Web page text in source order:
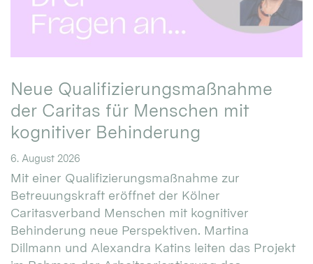
Neue Qualifizierungsmaßnahme
der Caritas für Menschen mit
kognitiver Behinderung
6. August 2026
Mit einer Qualifizierungsmaßnahme zur
Betreuungskraft eröffnet der Kölner
Caritasverband Menschen mit kognitiver
Behinderung neue Perspektiven. Martina
Dillmann und Alexandra Katins leiten das Projekt